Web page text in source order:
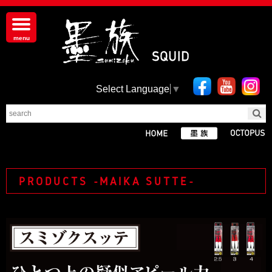
Select Language ▼
PRODUCTS -MAIKA SUTTE-